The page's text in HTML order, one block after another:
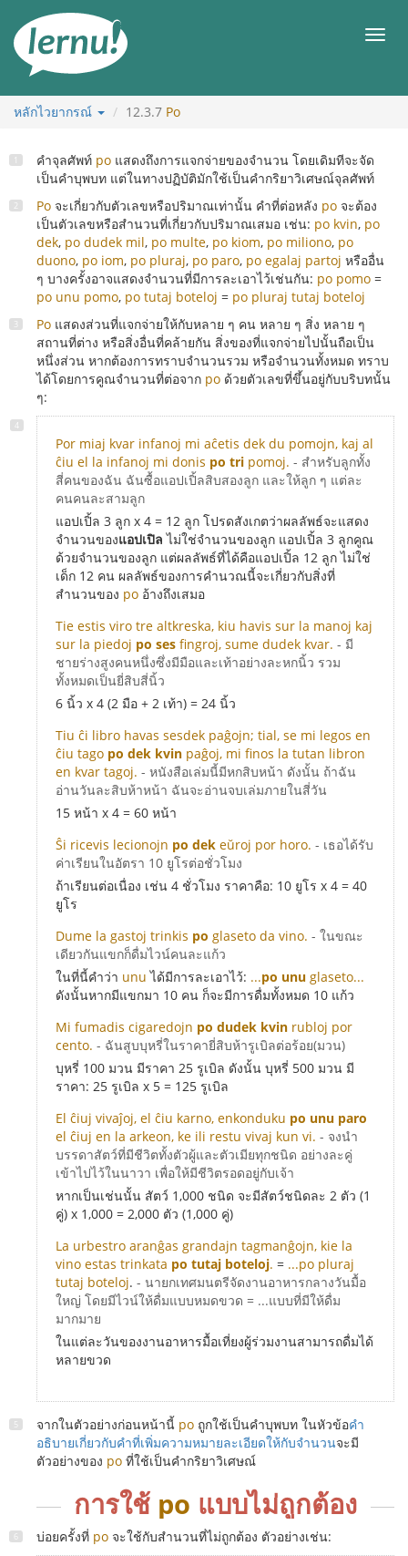
สารบัญ
เมนู
หลักไวยากรณ์ 12.3.7 Po
คำจุลศัพท์ po แสดงถึงการแจกจ่ายของจำนวน โดยเดิมทีจะจัด
เป็นคำบุพบท แต่ในทางปฏิบัติมักใช้เป็นคำกริยาวิเศษณ์จุลศัพท์
Po จะเกี่ยวกับตัวเลขหรือปริมาณเท่านั้น คำที่ต่อหลัง po จะต้อง
เป็นตัวเลขหรือสำนวนที่เกี่ยวกับปริมาณเสมอ เช่น: po kvin, po
dek, po dudek mil, po multe, po kiom, po miliono, po
duono, po iom, po pluraj, po paro, po egalaj partoj หรืออื่น
ๆ บางครั้งอาจแสดงจำนวนที่มีการละเอาไว้เช่นกัน: po pomo =
po unu pomo, po tutaj boteloj = po pluraj tutaj boteloj
Po แสดงส่วนที่แจกจ่ายให้กับหลาย ๆ คน หลาย ๆ สิ่ง หลาย ๆ
สถานที่ต่าง หรือสิ่งอื่นที่คล้ายกัน สิ่งของที่แจกจ่ายไปนั้นถือเป็น
หนึ่งส่วน หากต้องการทราบจำนวนรวม หรือจำนวนทั้งหมด ทราบ
ได้โดยการคูณจำนวนที่ต่อจาก po ด้วยตัวเลขที่ขึ้นอยู่กับบริบทนั้น
ๆ:
Por miaj kvar infanoj mi aĉetis dek du pomojn, kaj al
ĉiu el la infanoj mi donis po tri pomoj. - สำหรับลูกทั้ง
สี่คนของฉัน ฉันซื้อแอปเปิ้ลสิบสองลูก และให้ลูก ๆ แต่ละ
คนคนละสามลูก
แอปเปิ้ล 3 ลูก x 4 = 12 ลูก โปรดสังเกตว่าผลลัพธ์จะแสดง
จำนวนของแอปเปิล ไม่ใช่จำนวนของลูก แอปเปิ้ล 3 ลูกคูณ
ด้วยจำนวนของลูก แต่ผลลัพธ์ที่ได้คือแอปเปิ้ล 12 ลูก ไม่ใช่
เด็ก 12 คน ผลลัพธ์ของการคำนวณนี้จะเกี่ยวกับสิ่งที่
สำนวนของ po อ้างถึงเสมอ
Tie estis viro tre altkreska, kiu havis sur la manoj kaj
sur la piedoj po ses fingroj, sume dudek kvar. - มี
ชายร่างสูงคนหนึ่งซึ่งมีมือและเท้าอย่างละหกนิ้ว รวม
ทั้งหมดเป็นยี่สิบสี่นิ้ว
6 นิ้ว x 4 (2 มือ + 2 เท้า) = 24 นิ้ว
Tiu ĉi libro havas sesdek paĝojn; tial, se mi legos en
ĉiu tago po dek kvin paĝoj, mi finos la tutan libron
en kvar tagoj. - หนังสือเล่มนี้มีหกสิบหน้า ดังนั้น ถ้าฉัน
อ่านวันละสิบห้าหน้า ฉันจะอ่านจบเล่มภายในสี่วัน
15 หน้า x 4 = 60 หน้า
Ŝi ricevis lecionojn po dek eŭroj por horo. - เธอได้รับ
ค่าเรียนในอัตรา 10 ยูโรต่อชั่วโมง
ถ้าเรียนต่อเนื่อง เช่น 4 ชั่วโมง ราคาคือ: 10 ยูโร x 4 = 40
ยูโร
Dume la gastoj trinkis po glaseto da vino. - ในขณะ
เดียวกันแขกก็ดื่มไวน์คนละแก้ว
ในที่นี้คำว่า unu ได้มีการละเอาไว้: ...po unu glaseto...
ดังนั้นหากมีแขกมา 10 คน ก็จะมีการดื่มทั้งหมด 10 แก้ว
Mi fumadis cigaredojn po dudek kvin rubloj por
cento. - ฉันสูบบุหรี่ในราคายี่สิบห้ารูเบิลต่อร้อย(มวน)
บุหรี่ 100 มวน มีราคา 25 รูเบิล ดังนั้น บุหรี่ 500 มวน มี
ราคา: 25 รูเบิล x 5 = 125 รูเบิล
El ĉiuj vivaĵoj, el ĉiu karno, enkonduku po unu paro
el ĉiuj en la arkeon, ke ili restu vivaj kun vi. - จงนำ
บรรดาสัตว์ที่มีชีวิตทั้งตัวผู้และตัวเมียทุกชนิด อย่างละคู่
เข้าไปไว้ในนาวา เพื่อให้มีชีวิตรอดอยู่กับเจ้า
หากเป็นเช่นนั้น สัตว์ 1,000 ชนิด จะมีสัตว์ชนิดละ 2 ตัว (1
คู่) x 1,000 = 2,000 ตัว (1,000 คู่)
La urbestro aranĝas grandajn tagmanĝojn, kie la
vino estas trinkata po tutaj boteloj. = ...po pluraj
tutaj boteloj. - นายกเทศมนตรีจัดงานอาหารกลางวันมื้อ
ใหญ่ โดยมีไวน์ให้ดื่มแบบหมดขวด = ...แบบที่มีให้ดื่ม
มากมาย
ในแต่ละวันของงานอาหารมื้อเที่ยงผู้ร่วมงานสามารถดื่มได้
หลายขวด
จากในตัวอย่างก่อนหน้านี้ po ถูกใช้เป็นคำบุพบท ในหัวข้อคำ
อธิบายเกี่ยวกับคำที่เพิ่มความหมายละเอียดให้กับจำนวนจะมี
ตัวอย่างของ po ที่ใช้เป็นคำกริยาวิเศษณ์
การใช้ po แบบไม่ถูกต้อง
บ่อยครั้งที่ po จะใช้กับสำนวนที่ไม่ถูกต้อง ตัวอย่างเช่น: